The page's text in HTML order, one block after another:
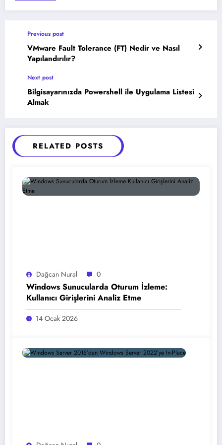
Previous post
VMware Fault Tolerance (FT) Nedir ve Nasıl
Yapılandırılır?
Next post
Bilgisayarınızda Powershell ile Uygulama Listesi
Almak
RELATED POSTS
Dağcan Nural 0
Windows Sunucularda Oturum İzleme:
Kullanıcı Girişlerini Analiz Etme
14 Ocak 2026